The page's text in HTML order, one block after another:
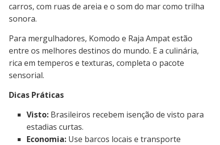
carros, com ruas de areia e o som do mar como trilha
sonora.
Para mergulhadores, Komodo e Raja Ampat estão
entre os melhores destinos do mundo. E a culinária,
rica em temperos e texturas, completa o pacote
sensorial.
Dicas Práticas
Visto:Brasileiros recebem isenção de visto para
estadias curtas.
Economia:Use barcos locais e transporte